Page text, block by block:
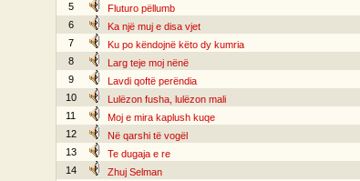
5
Fluturo pëllumb
6
Ka një muj e disa vjet
7
Ku po këndojnë këto dy kumria
8
Larg teje moj nënë
9
Lavdi qoftë perëndia
10
Lulëzon fusha, lulëzon mali
11
Moj e mira kaplush kuqe
12
Në qarshi të vogël
13
Te dugaja e re
14
Zhuj Selman